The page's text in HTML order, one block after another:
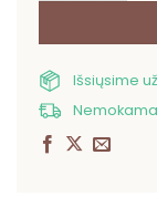
Išsiųsime